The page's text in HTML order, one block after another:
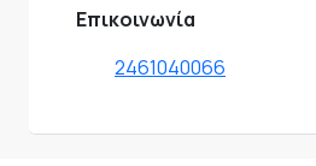
Επικοινωνία
2461040066